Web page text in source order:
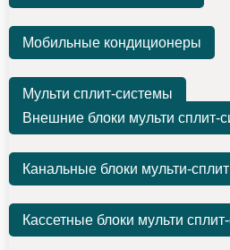
Мобильные кондиционеры
Мульти сплит-системы
Внешние блоки мульти сплит-
Канальные блоки мульти-
Кассетные блоки мульти